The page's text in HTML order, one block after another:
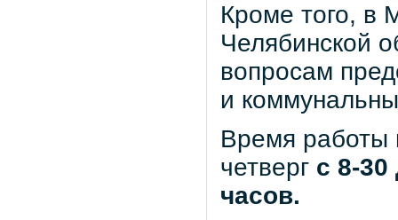
Кроме того, в
Челябинской
вопросам
и
Время работы
четверг с 8-30
часов.